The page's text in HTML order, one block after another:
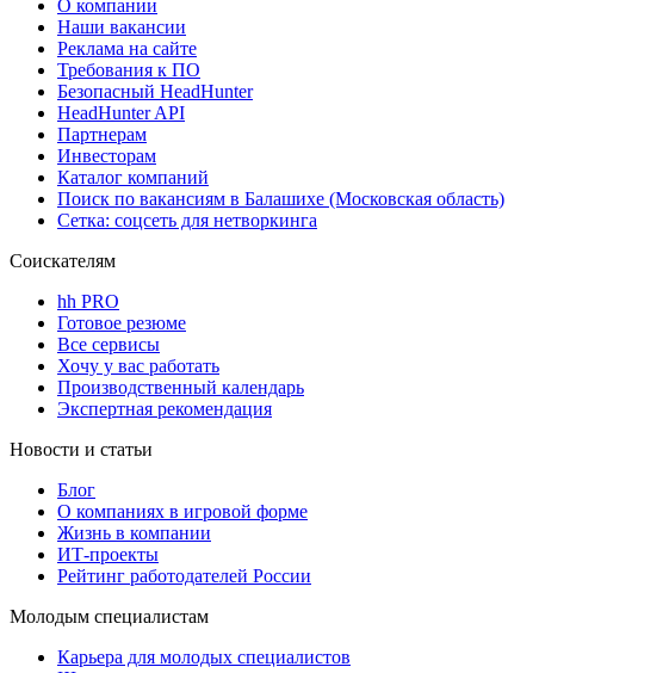
О компании
Наши вакансии
Реклама на сайте
Требования к ПО
Безопасный HeadHunter
HeadHunter API
Партнерам
Инвесторам
Каталог компаний
Поиск по вакансиям в Балашихе (Московская область)
Сетка: соцсеть для нетворкинга
Соискателям
hh PRO
Готовое резюме
Все сервисы
Хочу у вас работать
Производственный календарь
Экспертная рекомендация
Новости и статьи
Блог
О компаниях в игровой форме
Жизнь в компании
ИТ-проекты
Рейтинг работодателей России
Молодым специалистам
Карьера для молодых специалистов